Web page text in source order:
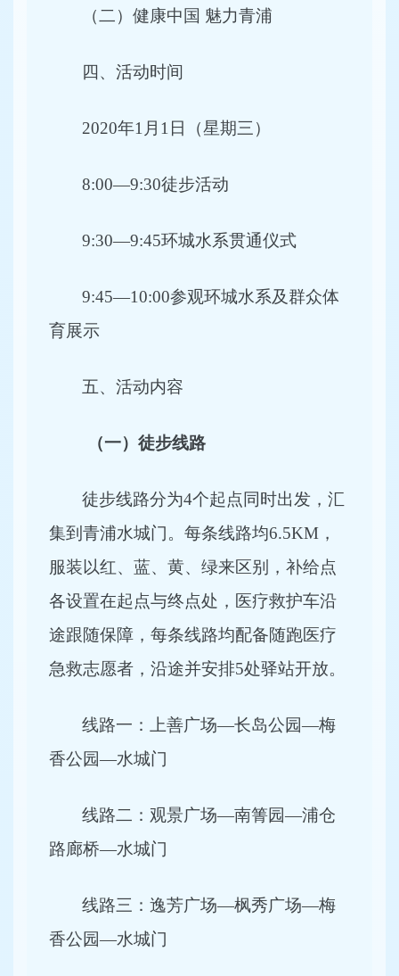
（二）健康中国 魅力青浦
四、活动时间
2020年1月1日（星期三）
8:00—9:30徒步活动
9:30—9:45环城水系贯通仪式
9:45—10:00参观环城水系及群众体
育展示
五、活动内容
（一）徒步线路
徒步线路分为4个起点同时出发，汇
集到青浦水城门。每条线路均6.5KM，
服装以红、蓝、黄、绿来区别，补给点
各设置在起点与终点处，医疗救护车沿
途跟随保障，每条线路均配备随跑医疗
急救志愿者，沿途并安排5处驿站开放。
线路一：上善广场—长岛公园—梅
香公园—水城门
线路二：观景广场—南箐园—浦仓
路廊桥—水城门
线路三：逸芳广场—枫秀广场—梅
香公园—水城门